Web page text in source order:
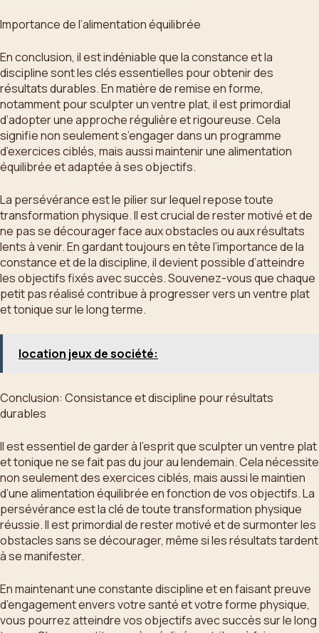
Importance de l’alimentation équilibrée
En conclusion, il est indéniable que la constance et la
discipline sont les clés essentielles pour obtenir des
résultats durables. En matière de remise en forme,
notamment pour sculpter un ventre plat, il est primordial
d’adopter une approche régulière et rigoureuse. Cela
signifie non seulement s’engager dans un programme
d’exercices ciblés, mais aussi maintenir une alimentation
équilibrée et adaptée à ses objectifs.
La persévérance est le pilier sur lequel repose toute
transformation physique. Il est crucial de rester motivé et de
ne pas se décourager face aux obstacles ou aux résultats
lents à venir. En gardant toujours en tête l’importance de la
constance et de la discipline, il devient possible d’atteindre
les objectifs fixés avec succès. Souvenez-vous que chaque
petit pas réalisé contribue à progresser vers un ventre plat
et tonique sur le long terme.
location jeux de société:
Conclusion: Consistance et discipline pour résultats
durables
Il est essentiel de garder à l’esprit que sculpter un ventre plat
et tonique ne se fait pas du jour au lendemain. Cela nécessite
non seulement des exercices ciblés, mais aussi le maintien
d’une alimentation équilibrée en fonction de vos objectifs. La
persévérance est la clé de toute transformation physique
réussie. Il est primordial de rester motivé et de surmonter les
obstacles sans se décourager, même si les résultats tardent
à se manifester.
En maintenant une constante discipline et en faisant preuve
d’engagement envers votre santé et votre forme physique,
vous pourrez atteindre vos objectifs avec succès sur le long